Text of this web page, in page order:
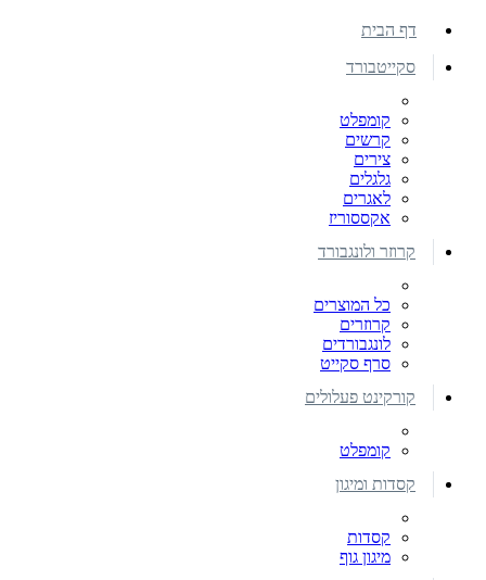
דף הבית
סקייטבורד
קומפלט
קרשים
צירים
גלגלים
לאגרים
אקססוריז
קרוזר ולונגבורד
כל המוצרים
קרוזרים
לונגבורדים
סרף סקייט
קורקינט פעלולים
קומפלט
קסדות ומיגון
קסדות
מיגון גוף